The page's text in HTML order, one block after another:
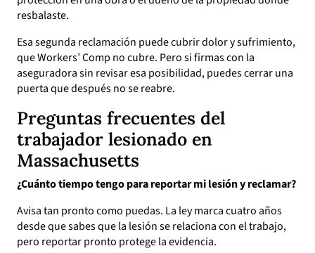
resbalaste.
Esa segunda reclamación puede cubrir dolor y sufrimiento,
que Workers’ Comp no cubre. Pero si firmas con la
aseguradora sin revisar esa posibilidad, puedes cerrar una
puerta que después no se reabre.
Preguntas frecuentes del
trabajador lesionado en
Massachusetts
¿Cuánto tiempo tengo para reportar mi lesión y reclamar?
Avisa tan pronto como puedas. La ley marca cuatro años
desde que sabes que la lesión se relaciona con el trabajo,
pero reportar pronto protege la evidencia.